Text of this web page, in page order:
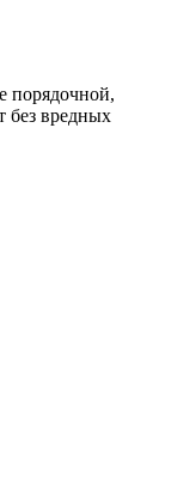
порядочной,
без вредных